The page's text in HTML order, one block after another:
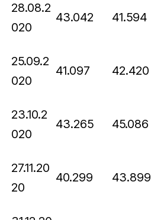
28.08.2
020
43.042 41.594
25.09.2
020
41.097 42.420
23.10.2
020
43.265 45.086
27.11.20
20
40.299 43.899